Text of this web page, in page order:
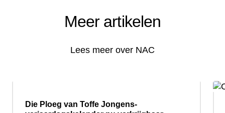
Meer artikelen
Lees meer over NAC
Die Ploeg van Toffe Jongens-